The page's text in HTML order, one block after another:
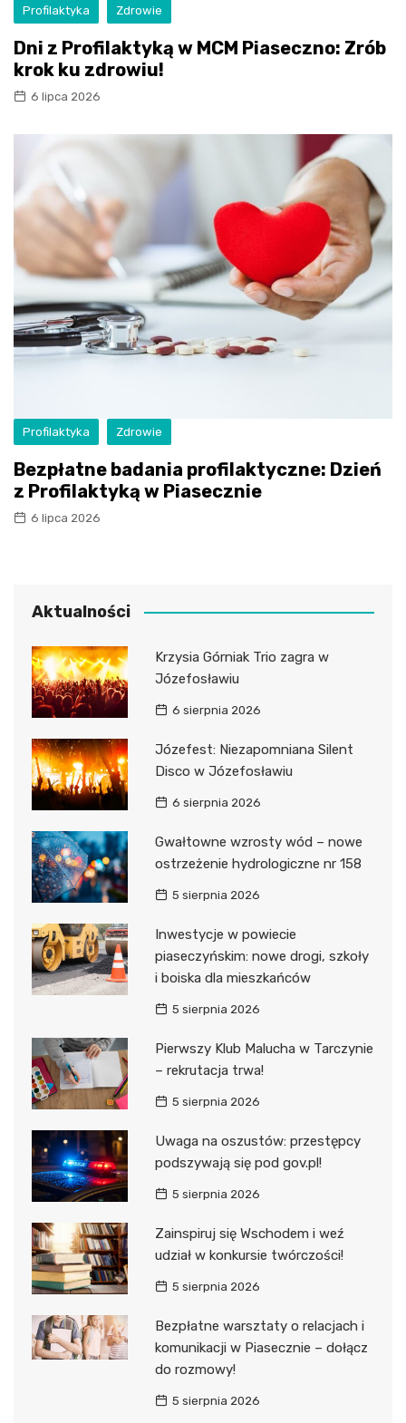
Profilaktyka Zdrowie
Dni z Profilaktyką w MCM Piaseczno: Zrób
krok ku zdrowiu!
6 lipca 2026
Profilaktyka Zdrowie
Bezpłatne badania profilaktyczne: Dzień
z Profilaktyką w Piasecznie
6 lipca 2026
Aktualności
Krzysia Górniak Trio zagra w
Józefosławiu
6 sierpnia 2026
Józefest: Niezapomniana Silent
Disco w Józefosławiu
6 sierpnia 2026
Gwałtowne wzrosty wód – nowe
ostrzeżenie hydrologiczne nr 158
5 sierpnia 2026
Inwestycje w powiecie
piaseczyńskim: nowe drogi, szkoły
i boiska dla mieszkańców
5 sierpnia 2026
Pierwszy Klub Malucha w Tarczynie
– rekrutacja trwa!
5 sierpnia 2026
Uwaga na oszustów: przestępcy
podszywają się pod gov.pl!
5 sierpnia 2026
Zainspiruj się Wschodem i weź
udział w konkursie twórczości!
5 sierpnia 2026
Bezpłatne warsztaty o relacjach i
komunikacji w Piasecznie – dołącz
do rozmowy!
5 sierpnia 2026